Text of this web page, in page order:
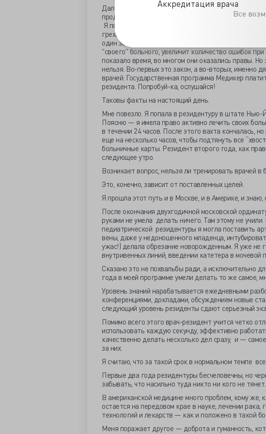
Аккредитация врача
Все
Дальше — больше. В 2008 году вышел еще один
продолжительность активного рабочего дня для
Я помню, какой дикий крик стоял в прессе, в
греха таить, в ординаторских, когда это
один заявляли, что это ухудшит учебный процесс,
"своего" больного, увеличит количество ошибок
показало время, во многом они оказались правы.
нельзя. Во-первых это закон, а во-вторых, именно
врачей. Государственная программа Медикер
резидента. Попробуй-ка, ослушайся!
Таковы факты на настоящий день.
Мне повезло. Я попала в резидентуру в штате
Поясню — я имела право активно лечить своих
в течении 24 часов. После этого вахта кончалась,
еще на несколько часов, чтобы подтянуть все
больничные карты. Резидент второго года, как
следующее утро.
Возникает вопрос, нельзя ли тренировать врачей
Это, конечно, зависит от поставленных целей.
Я прошла этот путь и в Москве, и в Америке, и знаю,
После окончания двухгодичной московской
руками не умела делать ничего. Там этому не
педиатрической резидентуры я могла поставить
вены, даже у недоношенного младенца,
ужас!) делала обрезание новорожденным. Я уже не
внутривенных линий, введении катетера в
Сказано это не похвальбы ради, а исключительно
года в моей программе умели делать то же самое,
Уровень знаний нарабатывается ежедневными
конференциями, докладами, обсуждением новые
следующий уровень резиденты сдают серьезный
Помимо всего этого врач-резидент учится четко
использовать каждую секунду, эффективно
качественно делать несколько дел сразу, и —
за них.
Я считаю, что за такой срок в нормальном темпе
Первые два года резидентуры бесчеловечны, но
забывать, что насильно туда никто ни кого не тянет.
В американской медицине много проблем, кому же,
остается на передовом крае в науке, лечении рака,
технологий и лекарств — как и положено в такой
Меня поражает другое — доброта и гуманность,